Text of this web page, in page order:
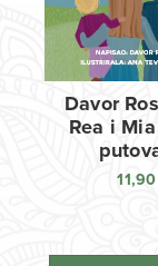
Davor
Rea i
11,90